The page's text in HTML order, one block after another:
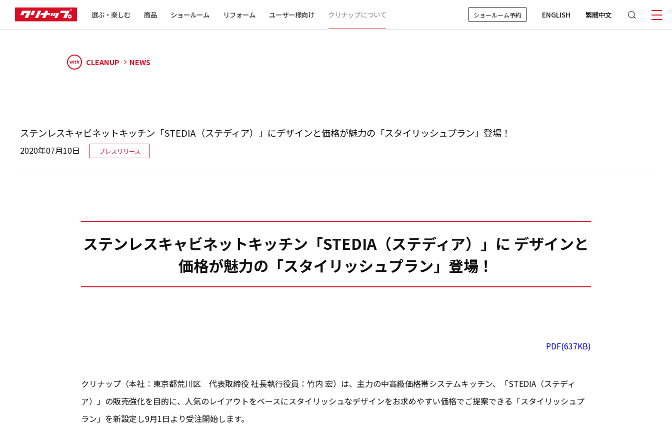
選ぶ・楽しむ 商品 ショールーム リフォーム ユーザー様向け クリナップについて ショールーム予約 ENGLISH 繁體中文
with CLEANUP NEWS
ステンレスキャビネットキッチン「STEDIA（ステディア）」にデザインと価格が魅力の「スタイリッシュプラン」登場！
2020年07月10日 プレスリリース
ステンレスキャビネットキッチン「STEDIA（ステディア）」に デザインと
価格が魅力の「スタイリッシュプラン」登場！
PDF(637KB)
クリナップ（本社：東京都荒川区 代表取締役 社長執行役員：竹内 宏）は、主力の中高級価格帯システムキッチン、「STEDIA（ステディ
ア）」の販売強化を目的に、人気のレイアウトをベースにスタイリッシュなデザインをお求めやすい価格でご提案できる「スタイリッシュプ
ラン」を新設定し9月1日より受注開始します。